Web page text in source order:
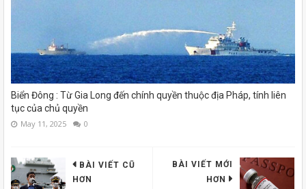
Biển Đông : Từ Gia Long đến chính quyền thuộc địa Pháp, tính liên
tục của chủ quyền
May 11, 2025 0
BÀI VIẾT MỚI
HƠN
BÀI VIẾT CŨ
HƠN